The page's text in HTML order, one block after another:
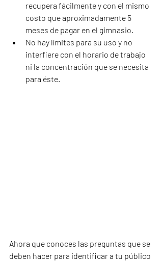
recupera fácilmente y con el mismo
costo que aproximadamente 5
meses de pagar en el gimnasio.
No hay límites para su uso y no
interfiere con el horario de trabajo
ni la concentración que se necesita
para éste.
Ahora que conoces las preguntas que se
deben hacer para identificar a tu público